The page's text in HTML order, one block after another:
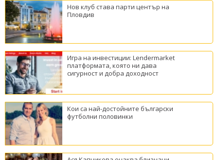
Нов клуб става парти център на
Пловдив
Игра на инвестиции: Lendermarket
платформата, която ни дава
сигурност и добра доходност
Кои са най-достойните български
футболни половинки